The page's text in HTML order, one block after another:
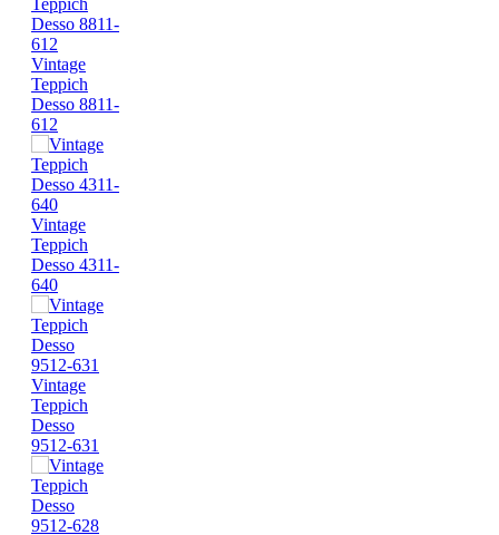
Vintage
Teppich
Desso 8811-
612
Vintage
Teppich
Desso 4311-
640
Vintage
Teppich
Desso
9512-631